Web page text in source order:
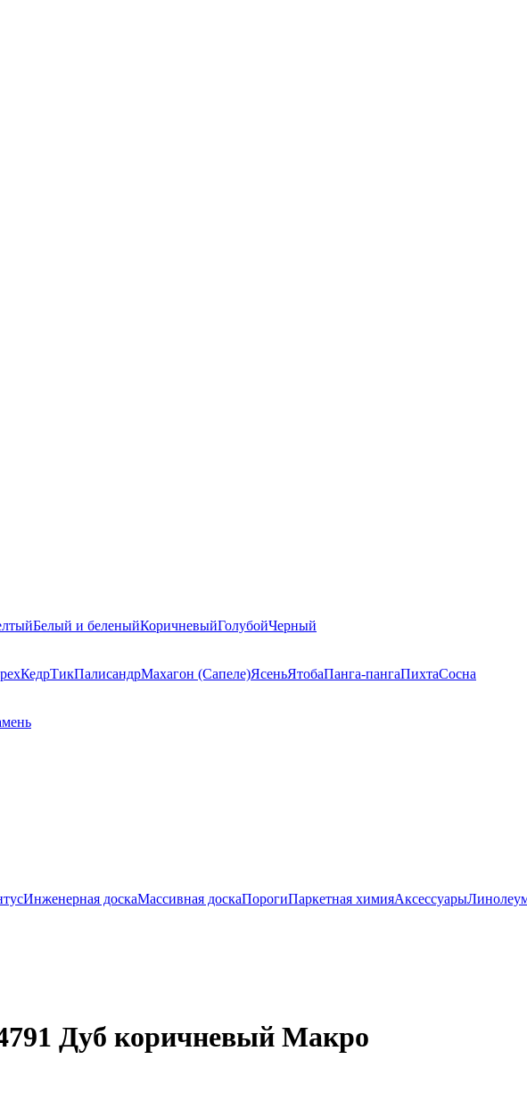
Белый и беленыйКоричневыйГолубойЧерный
КедрТикПалисандрМахагон (Сапеле)ЯсеньЯтобаПанга-пангаПихтаСосна
Инженерная доскаМассивная доскаПорогиПаркетная химияАксессуары
Дуб коричневый Макро